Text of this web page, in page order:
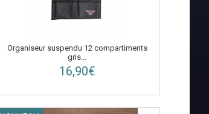
Organiseur suspendu 12 compartiments
gris...
16,90€